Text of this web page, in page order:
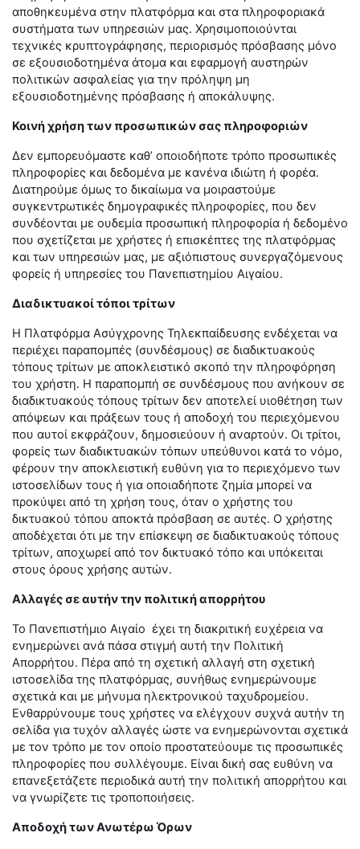
αποθηκευμένα στην πλατφόρμα και στα πληροφοριακά
συστήματα των υπηρεσιών μας. Χρησιμοποιούνται
τεχνικές κρυπτογράφησης, περιορισμός πρόσβασης μόνο
σε εξουσιοδοτημένα άτομα και εφαρμογή αυστηρών
πολιτικών ασφαλείας για την πρόληψη μη
εξουσιοδοτημένης πρόσβασης ή αποκάλυψης.
Κοινή χρήση των προσωπικών σας πληροφοριών
Δεν εμπορευόμαστε καθ’ οποιοδήποτε τρόπο προσωπικές
πληροφορίες και δεδομένα με κανένα ιδιώτη ή φορέα.
Διατηρούμε όμως το δικαίωμα να μοιραστούμε
συγκεντρωτικές δημογραφικές πληροφορίες, που δεν
συνδέονται με ουδεμία προσωπική πληροφορία ή δεδομένο
που σχετίζεται με χρήστες ή επισκέπτες της πλατφόρμας
και των υπηρεσιών μας, με αξιόπιστους συνεργαζόμενους
φορείς ή υπηρεσίες του Πανεπιστημίου Αιγαίου.
Διαδικτυακοί τόποι τρίτων
H Πλατφόρμα Ασύγχρονης Τηλεκπαίδευσης ενδέχεται να
περιέχει παραπομπές (συνδέσμους) σε διαδικτυακούς
τόπους τρίτων με αποκλειστικό σκοπό την πληροφόρηση
του χρήστη. Η παραπομπή σε συνδέσμους που ανήκουν σε
διαδικτυακούς τόπους τρίτων δεν αποτελεί υιοθέτηση των
απόψεων και πράξεων τους ή αποδοχή του περιεχόμενου
που αυτοί εκφράζουν, δημοσιεύουν ή αναρτούν. Οι τρίτοι,
φορείς των διαδικτυακών τόπων υπεύθυνοι κατά το νόμο,
φέρουν την αποκλειστική ευθύνη για το περιεχόμενο των
ιστοσελίδων τους ή για οποιαδήποτε ζημία μπορεί να
προκύψει από τη χρήση τους, όταν ο χρήστης του
δικτυακού τόπου αποκτά πρόσβαση σε αυτές. Ο χρήστης
αποδέχεται ότι με την επίσκεψη σε διαδικτυακούς τόπους
τρίτων, αποχωρεί από τον δικτυακό τόπο και υπόκειται
στους όρους χρήσης αυτών.
Αλλαγές σε αυτήν την πολιτική απορρήτου
Το Πανεπιστήμιο Αιγαίο έχει τη διακριτική ευχέρεια να
ενημερώνει ανά πάσα στιγμή αυτή την Πολιτική
Απορρήτου. Πέρα από τη σχετική αλλαγή στη σχετική
ιστοσελίδα της πλατφόρμας, συνήθως ενημερώνουμε
σχετικά και με μήνυμα ηλεκτρονικού ταχυδρομείου.
Ενθαρρύνουμε τους χρήστες να ελέγχουν συχνά αυτήν τη
σελίδα για τυχόν αλλαγές ώστε να ενημερώνονται σχετικά
με τον τρόπο με τον οποίο προστατεύουμε τις προσωπικές
πληροφορίες που συλλέγουμε. Είναι δική σας ευθύνη να
επανεξετάζετε περιοδικά αυτή την πολιτική απορρήτου και
να γνωρίζετε τις τροποποιήσεις.
Αποδοχή των Ανωτέρω Όρων